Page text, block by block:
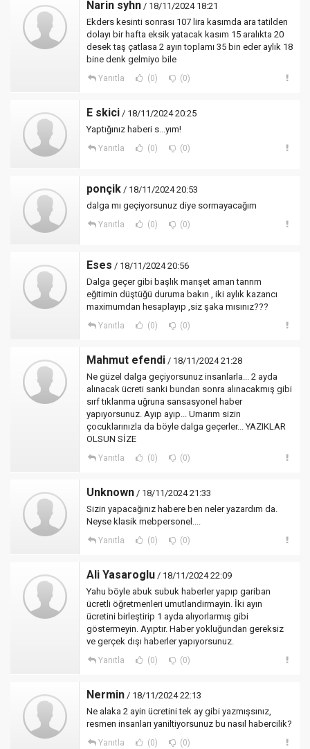
Narin syhn / 18/11/2024 18:21
Ekders kesinti sonrası 107 lira kasımda ara tatilden
dolayı bir hafta eksik yatacak kasım 15 aralıkta 20
desek taş çatlasa 2 ayın toplamı 35 bin eder aylık 18
bine denk gelmiyo bile
Yanıtla (0) (0)
E skici / 18/11/2024 20:25
Yaptığınız haberi s...yım!
Yanıtla (0) (0)
ponçik / 18/11/2024 20:53
dalga mı geçiyorsunuz diye sormayacağım
Yanıtla (0) (0)
Eses / 18/11/2024 20:56
Dalga geçer gibi başlık manşet aman tanrım
eğitimin düştüğü duruma bakın , iki aylık kazancı
maximumdan hesaplayıp ,siz şaka mısınız???
Yanıtla (0) (0)
Mahmut efendi / 18/11/2024 21:28
Ne güzel dalga geçiyorsunuz insanlarla... 2 ayda
alınacak ücreti sanki bundan sonra alınacakmış gibi
sırf tıklanma uğruna sansasyonel haber
yapıyorsunuz. Ayıp ayıp... Umarım sizin
çocuklarınızla da böyle dalga geçerler... YAZIKLAR
OLSUN SİZE
Yanıtla (0) (0)
Unknown / 18/11/2024 21:33
Sizin yapacağınız habere ben neler yazardım da.
Neyse klasik mebpersonel....
Yanıtla (0) (0)
Ali Yasaroglu / 18/11/2024 22:09
Yahu böyle abuk subuk haberler yapıp gariban
ücretli öğretmenleri umutlandirmayin. İki ayın
ücretini birleştirip 1 ayda alıyorlarmış gibi
göstermeyin. Ayıptır. Haber yokluğundan gereksiz
ve gerçek dışı haberler yapıyorsunuz.
Yanıtla (0) (0)
Nermin / 18/11/2024 22:13
Ne alaka 2 ayin ücretini tek ay gibi yazmışsınız,
resmen insanları yaniltiyorsunuz bu nasıl habercilik?
Yanıtla (0) (0)